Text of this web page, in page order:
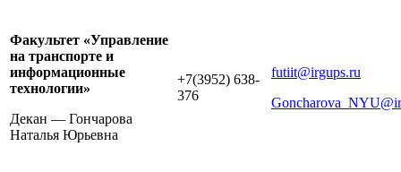
Факультет «Управление
на транспорте и
информационные
технологии»
Декан — Гончарова
Наталья Юрьевна
+7(3952) 638-
376
futiit@irgups.ru